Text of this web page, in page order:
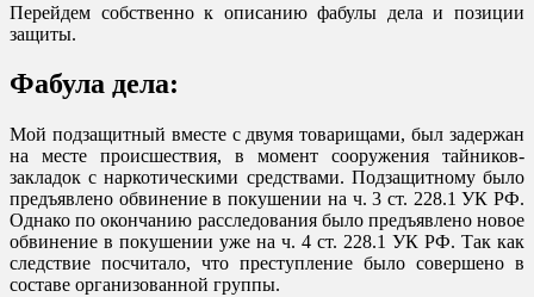
Перейдем собственно к описанию фабулы дела и позиции
защиты.
Фабула дела:
Мой подзащитный вместе с двумя товарищами, был задержан
на месте происшествия, в момент сооружения тайников-
закладок с наркотическими средствами. Подзащитному было
предъявлено обвинение в покушении на ч. 3 ст. 228.1 УК РФ.
Однако по окончанию расследования было предъявлено новое
обвинение в покушении уже на ч. 4 ст. 228.1 УК РФ. Так как
следствие посчитало, что преступление было совершено в
составе организованной группы.